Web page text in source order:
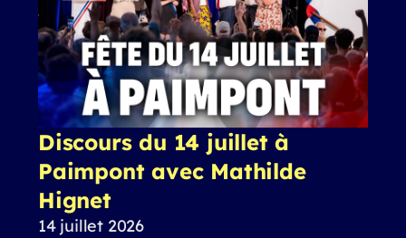
Discours du 14 juillet à
Paimpont avec Mathilde
Hignet
14 juillet 2026